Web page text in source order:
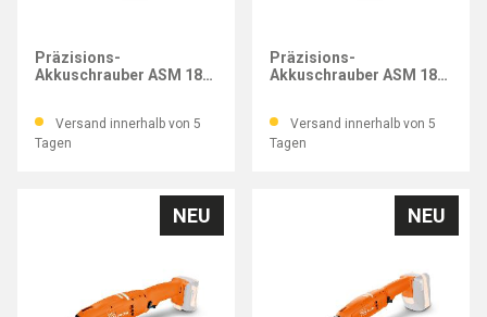
Präzisions-
Akkuschrauber ASM 18-8
Versand innerhalb von 5
Tagen
Präzisions-
Akkuschrauber ASM 18-
Versand innerhalb von 5
Tagen
NEU NEU